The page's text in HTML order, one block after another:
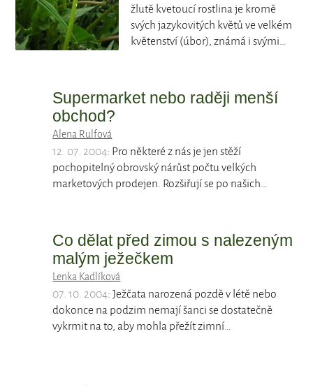
žlutě kvetoucí rostlina je kromě
svých jazykovitých květů ve velkém
květenství (úbor), známá i svými…
Supermarket nebo raději menší
obchod?
Alena Rulfová
12. 07. 2004: Pro některé z nás je jen stěží
pochopitelný obrovský nárůst počtu velkých
marketových prodejen. Rozšiřují se po našich…
Co dělat před zimou s nalezeným
malým ježečkem
Lenka Kadlíková
07. 10. 2004: Ježčata narozená pozdě v létě nebo
dokonce na podzim nemají šanci se dostatečně
vykrmit na to, aby mohla přežít zimní…